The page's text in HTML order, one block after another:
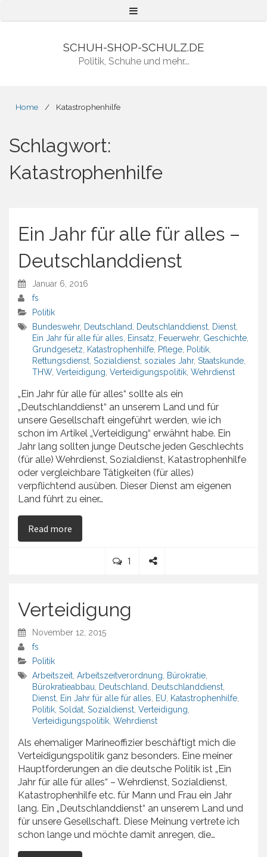
Menu
SCHUH-SHOP-SCHULZ.DE
Politik, Schuhe und mehr...
Home / Katastrophenhilfe
Schlagwort:
Katastrophenhilfe
Ein Jahr für alle für alles –
Deutschlanddienst
Januar 6, 2016
fs
Politik
Bundeswehr, Deutschland Deutschlanddienst Dienst
Ein Jahr für alle für alles
Einsatz Feuerwehr, Geschichte
Grundgesetz
Katastrophenhilfe Pflege Politik
Rettungsdienst Sozialdienst soziales Jahr, Staatskunde
THW, Verteidigung Verteidigungspolitik Wehrdienst
„Ein Jahr für alle für alles“ sollte als ein
„Deutschlanddienst“ an unserem Land und für
unsere Gesellschaft eingeführt werden, wie ich
schon im Artikel „Verteidigung“ erwähnt habe. Ein
Jahr lang sollten junge Deutsche jeden Geschlechts
(für alle) Wehrdienst, Sozialdienst, Katastrophenhilfe
oder vergleichbare Tätigkeiten (für alles)
verpflichtend ausüben. Dieser Dienst am eigenen
Land führt zu einer…
Read more
1
Verteidigung
November 12, 2015
fs
Politik
Arbeitszeit Arbeitszeitverordnung Bürokratie
Bürokratieabbau
Deutschland Deutschlanddienst
Dienst Ein Jahr für alle für alles EU Katastrophenhilfe
Politik Soldat Sozialdienst Verteidigung
Verteidigungspolitik Wehrdienst
Als ehemaliger Marineoffizier beschäftigt mich die
Verteidigungspolitik ganz besonders. Eine meiner
Hauptforderungen an die deutsche Politik ist „Ein
Jahr für alle für alles“ – Wehrdienst, Sozialdienst,
Katastrophenhilfe etc. für Mann und Frau ein Jahr
lang. Ein „Deutschlanddienst“ an unserem Land und
für unsere Gesellschaft. Diese Meinung vertrete ich
schon lange und möchte damit anregen, die…